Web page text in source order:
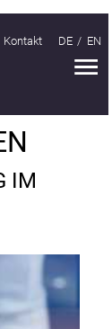
Kontakt DE EN
IM